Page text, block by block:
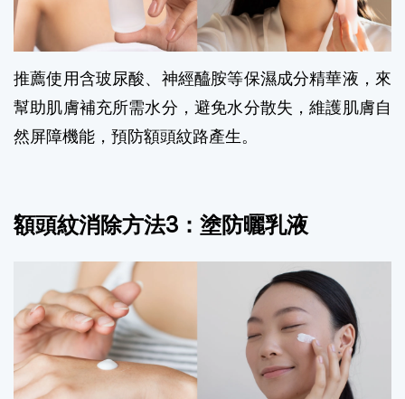
推薦使用含玻尿酸、神經醯胺等保濕成分精華液，來
幫助肌膚補充所需水分，避免水分散失，維護肌膚自
然屏障機能，預防額頭紋路產生。
額頭紋消除方法3：塗防曬乳液